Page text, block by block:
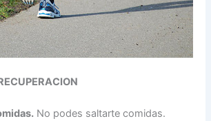
No podes saltarte comidas.